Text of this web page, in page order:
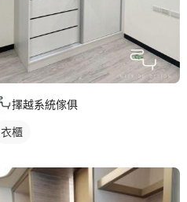
擇越系統傢俱
衣櫃